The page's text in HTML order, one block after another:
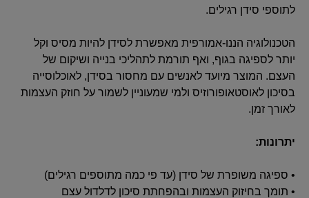
לתוספי סידן רגילים.
הטכנולוגיה הננו-אמורפית מאפשרת לסידן להיות מסיס וקל
יותר לספיגה בגוף, ואף תורמת לתהליכי בנייה ושיקום של
העצם. המוצר מיועד לאנשים עם מחסור בסידן, לאוכלוסייה
בסיכון לאוסטאופורוזיס ולמי שמעוניין לשמור על חוזק העצמות
לאורך זמן.
יתרונות:
• ספיגה משופרת של סידן (עד פי כמה מתוספים רגילים)
• תומך בחיזוק העצמות ובהפחתת סיכון לדלדול עצם